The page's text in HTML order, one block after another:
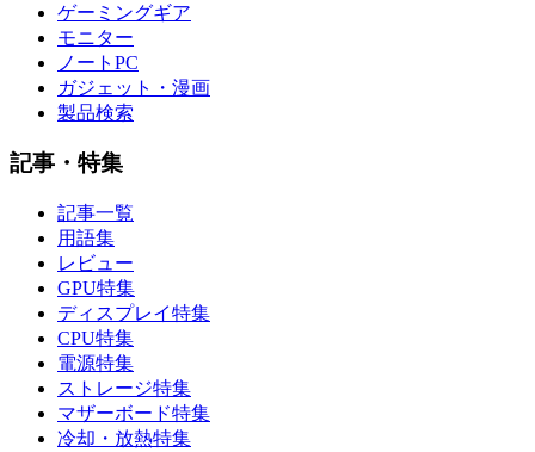
ゲーミングギア
モニター
ノートPC
ガジェット・漫画
製品検索
記事・特集
記事一覧
用語集
レビュー
GPU特集
ディスプレイ特集
CPU特集
電源特集
ストレージ特集
マザーボード特集
冷却・放熱特集